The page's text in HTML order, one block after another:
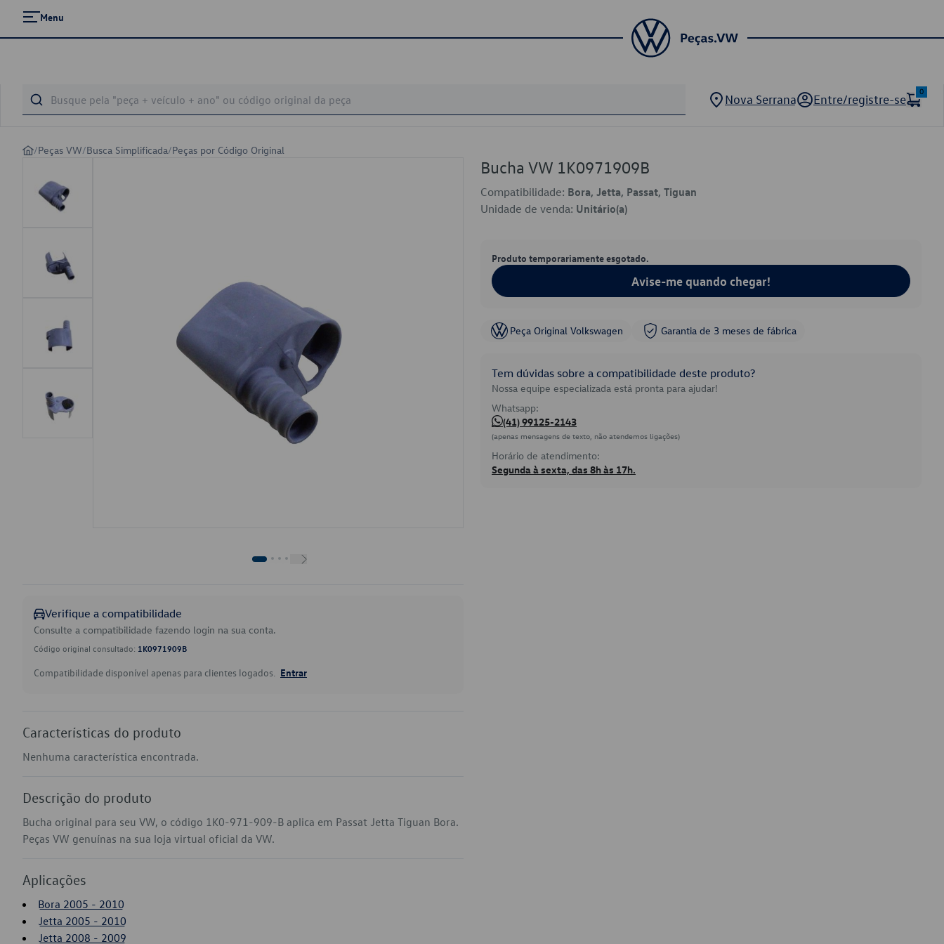
Menu
Nova Serrana Entre/registre-se
0
/Peças VW/Busca Simplificada/Peças por Código Original
Verifique a compatibilidade
Consulte a compatibilidade fazendo login na sua conta.
Código original consultado: 1K0971909B
Compatibilidade disponível apenas para clientes logados. Entrar
Características do produto
Nenhuma característica encontrada.
Descrição do produto
Bucha original para seu VW, o código 1K0-971-909-B aplica em Passat Jetta Tiguan Bora.
Peças VW genuínas na sua loja virtual oficial da VW.
Aplicações
Bora 2005 - 2010
Jetta 2005 - 2010
Jetta 2008 - 2009
Bucha VW 1K0971909B
Compatibilidade: Bora, Jetta, Passat, Tiguan
Unidade de venda: Unitário(a)
Produto temporariamente esgotado.
Avise-me quando chegar!
Peça Original Volkswagen Garantia de 3 meses de fábrica
Tem dúvidas sobre a compatibilidade deste produto?
Nossa equipe especializada está pronta para ajudar!
Whatsapp:
(41) 99125-2143
(apenas mensagens de texto, não atendemos ligações)
Horário de atendimento:
Segunda à sexta, das 8h às 17h.